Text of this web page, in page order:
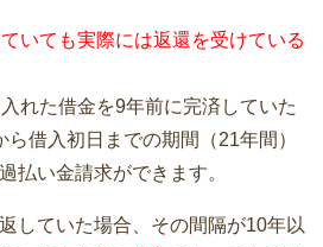
いても実際には返還を受けている
れた借金を9年前に完済していた
借入初日までの期間（21年間）
払い金請求ができます。
していた場合、その間隔が10年以